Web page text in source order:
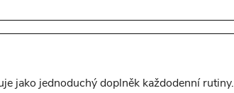
jako jednoduchý doplněk každodenní rutiny.